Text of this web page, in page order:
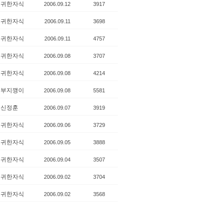
귀한자식 2006.09.12 3917
귀한자식 2006.09.11 3698
귀한자식 2006.09.11 4757
귀한자식 2006.09.08 3707
귀한자식 2006.09.08 4214
부지깽이 2006.09.08 5581
신정훈 2006.09.07 3919
귀한자식 2006.09.06 3729
귀한자식 2006.09.05 3888
귀한자식 2006.09.04 3507
귀한자식 2006.09.02 3704
귀한자식 2006.09.02 3568